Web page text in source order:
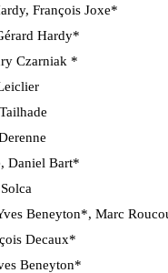
François Joxe*
Hardy*
Czarniak *
Daniel Bart*
Beneyton*, Marc
Decaux*
Beneyton*